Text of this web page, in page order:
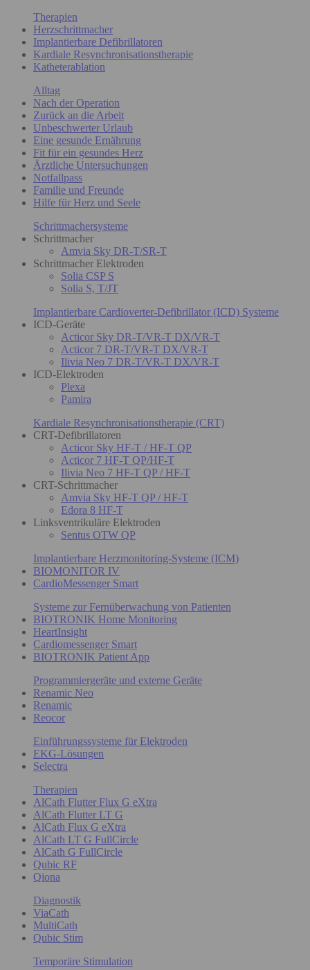
Therapien
Herzschrittmacher
Implantierbare Defibrillatoren
Kardiale Resynchronisationstherapie
Katheterablation
Alltag
Nach der Operation
Zurück an die Arbeit
Unbeschwerter Urlaub
Eine gesunde Ernährung
Fit für ein gesundes Herz
Ärztliche Untersuchungen
Notfallpass
Familie und Freunde
Hilfe für Herz und Seele
Schrittmachersysteme
Schrittmacher
Amvia Sky DR-T/SR-T
Schrittmacher Elektroden
Solia CSP S
Solia S, T/JT
Implantierbare Cardioverter-Defibrillator (ICD) Systeme
ICD-Geräte
Acticor Sky DR-T/VR-T DX/VR-T
Acticor 7 DR-T/VR-T DX/VR-T
Ilivia Neo 7 DR-T/VR-T DX/VR-T
ICD-Elektroden
Plexa
Pamira
Kardiale Resynchronisationstherapie (CRT)
CRT-Defibrillatoren
Acticor Sky HF-T / HF-T QP
Acticor 7 HF-T QP/HF-T
Ilivia Neo 7 HF-T QP / HF-T
CRT-Schrittmacher
Amvia Sky HF-T QP / HF-T
Edora 8 HF-T
Linksventrikuläre Elektroden
Sentus OTW QP
Implantierbare Herzmonitoring-Systeme (ICM)
BIOMONITOR IV
CardioMessenger Smart
Systeme zur Fernüberwachung von Patienten
BIOTRONIK Home Monitoring
HeartInsight
Cardiomessenger Smart
BIOTRONIK Patient App
Programmiergeräte und externe Geräte
Renamic Neo
Renamic
Reocor
Einführungssysteme für Elektroden
EKG-Lösungen
Selectra
Therapien
AlCath Flutter Flux G eXtra
AlCath Flutter LT G
AlCath Flux G eXtra
AlCath LT G FullCircle
AlCath G FullCircle
Qubic RF
Qiona
Diagnostik
ViaCath
MultiCath
Qubic Stim
Temporäre Stimulation